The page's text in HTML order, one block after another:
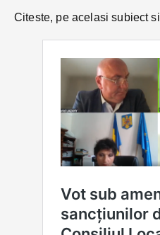
Citeste, pe acelasi subiect si